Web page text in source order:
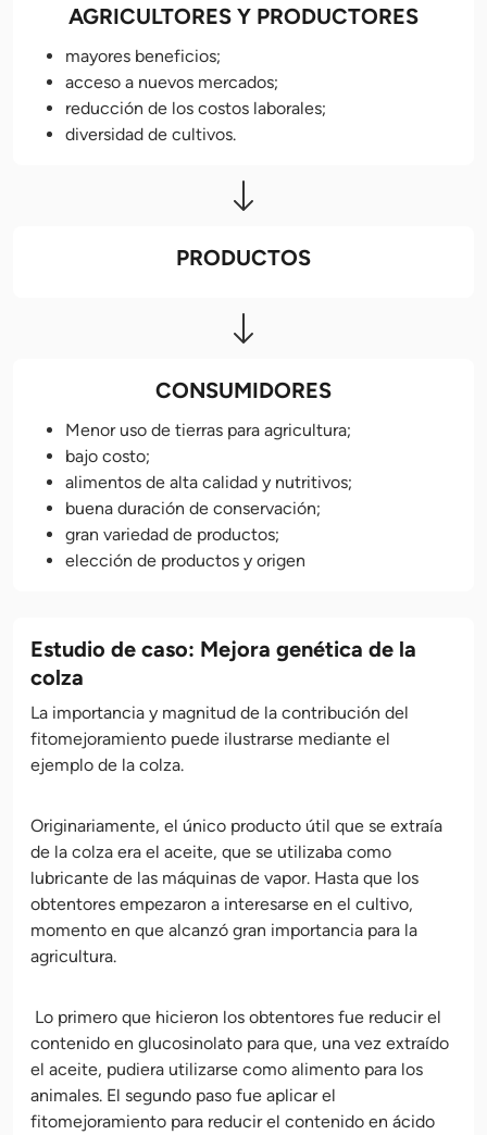
AGRICULTORES Y PRODUCTORES
mayores beneficios;
acceso a nuevos mercados;
reducción de los costos laborales;
diversidad de cultivos.
PRODUCTOS
CONSUMIDORES
Menor uso de tierras para agricultura;
bajo costo;
alimentos de alta calidad y nutritivos;
buena duración de conservación;
gran variedad de productos;
elección de productos y origen
Estudio de caso: Mejora genética de la
colza
La importancia y magnitud de la contribución del
fitomejoramiento puede ilustrarse mediante el
ejemplo de la colza.
Originariamente, el único producto útil que se extraía
de la colza era el aceite, que se utilizaba como
lubricante de las máquinas de vapor. Hasta que los
obtentores empezaron a interesarse en el cultivo,
momento en que alcanzó gran importancia para la
agricultura.
Lo primero que hicieron los obtentores fue reducir el
contenido en glucosinolato para que, una vez extraído
el aceite, pudiera utilizarse como alimento para los
animales. El segundo paso fue aplicar el
fitomejoramiento para reducir el contenido en ácido